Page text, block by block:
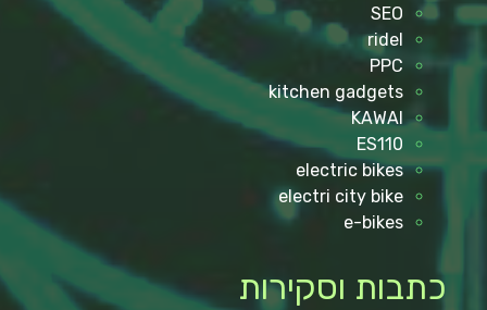
SEO
ridel
PPC
kitchen gadgets
KAWAI
ES110
electric bikes
electri city bike
e-bikes
כתבות וסקירות